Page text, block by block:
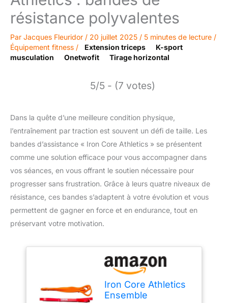
résistance polyvalentes
Par Jacques Fleuridor / 20 juillet 2025 / 5 minutes de lecture /
Équipement fitness / Extension triceps
K-sport
musculation
Onetwofit Tirage horizontal
5/5 - (7 votes)
Dans la quête d’une meilleure condition physique,
l’entraînement par traction est souvent un défi de taille. Les
bandes d’assistance « Iron Core Athletics » se présentent
comme une solution efficace pour vous accompagner dans
vos séances, en vous offrant le soutien nécessaire pour
progresser sans frustration. Grâce à leurs quatre niveaux de
résistance, ces bandes s’adaptent à votre évolution et vous
permettent de gagner en force et en endurance, tout en
préservant votre motivation.
Iron Core Athletics
Ensemble